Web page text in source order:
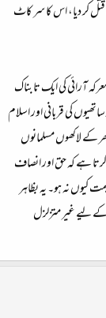
کر دیا، اس کا سر کاٹ
آرائی کی ایک تابناک
کی قربانی اور اسلام
کے لاکھوں مسلمانوں
کرتا ہے کہ حق اور انصاف
نہ ہو۔ یہ بظاہر
لیے غیر متزلزل